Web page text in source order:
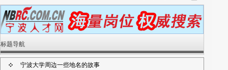
标题导航
宁波大学周边一些地名的故事